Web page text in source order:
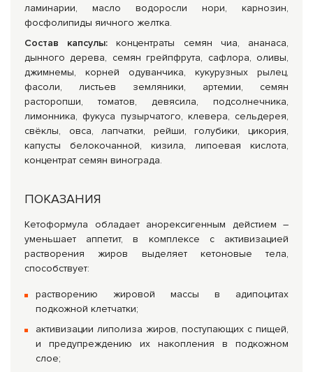
ламинарии, масло водоросли нори, карнозин,
фосфолипиды яичного желтка.
Состав капсулы:концентраты семян чиа, ананаса,
дынного дерева, семян грейпфрута, сафлора, оливы,
джимнемы, корней одуванчика, кукурузных рылец,
фасоли, листьев земляники, артемии, семян
расторопши, томатов, девясила, подсолнечника,
лимонника, фукуса пузырчатого, клевера, сельдерея,
свёклы, овса, лапчатки, рейши, голубики, цикория,
капусты белокочанной, кизила, липоевая кислота,
концентрат семян винограда.
ПОКАЗАНИЯ
Кетоформула обладает анорексигенным дейстием –
уменьшает аппетит, в комплексе с активизацией
растворения жиров выделяет кетоновые тела,
способствует:
растворению жировой массы в адипоцитах
подкожной клетчатки;
активизации липолиза жиров, поступающих c пищей,
и предупреждению их накопления в подкожном
слое;